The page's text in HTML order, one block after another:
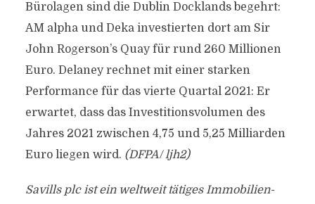
Bürolagen sind die Dublin Docklands begehrt:
AM alpha und Deka investierten dort am Sir
John Rogerson’s Quay für rund 260 Millionen
Euro. Delaney rechnet mit einer starken
Performance für das vierte Quartal 2021: Er
erwartet, dass das Investitionsvolumen des
Jahres 2021 zwischen 4,75 und 5,25 Milliarden
Euro liegen wird. (DFPA/ ljh2)
Savills plc ist ein weltweit tätiges Immobilien-